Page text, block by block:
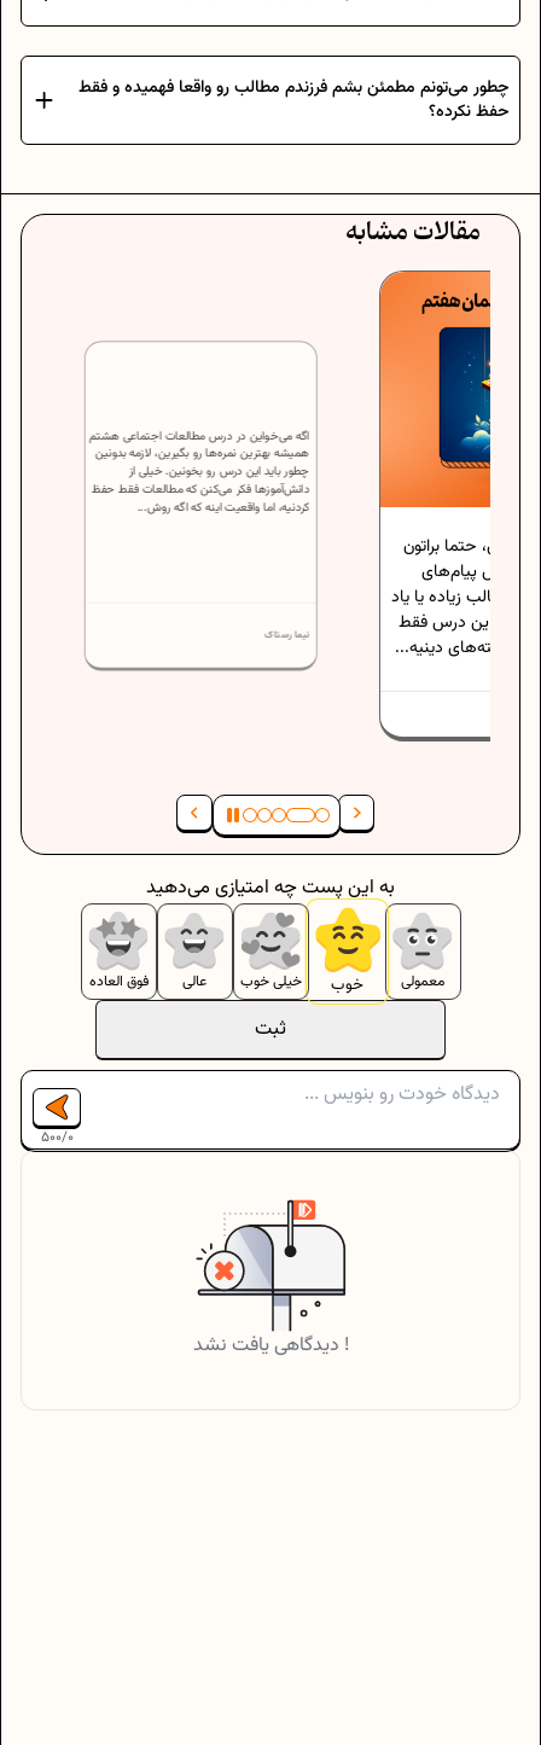
چطور می‌تونم مطمئن بشم فرزندم مطالب رو واقعا فهمیده و فقط
حفظ نکرده؟
مقالات مشابه
براتون
یا یاد
درس فقط
دینیه...
ثبت
معمولی خوب خیلی خوب عالی فوق العاده
به این پست چه امتیازی می‌دهید
500/0
دیدگاهی یافت نشد !